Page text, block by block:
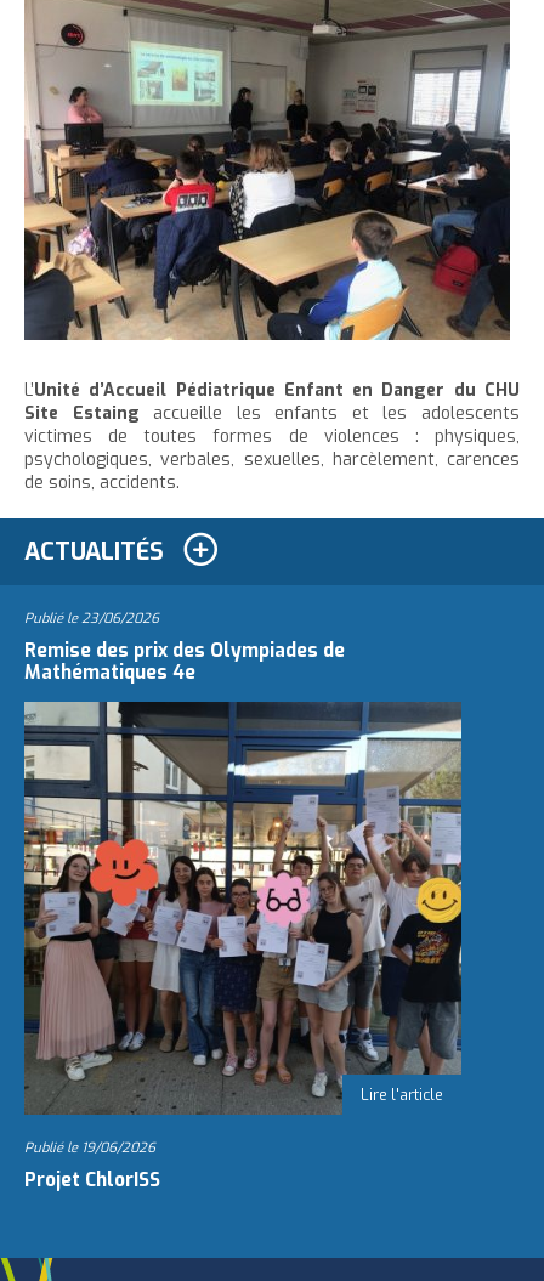
L’Unité d’Accueil Pédiatrique Enfant en Danger du CHU
Site Estaing accueille les enfants et les adolescents
victimes de toutes formes de violences : physiques,
psychologiques, verbales, sexuelles, harcèlement, carences
de soins, accidents.
ACTUALITÉS
Publié le23/06/2026
Remise des prix des Olympiades de
Mathématiques 4e
Publié le 19/06/2026
Projet ChlorISS